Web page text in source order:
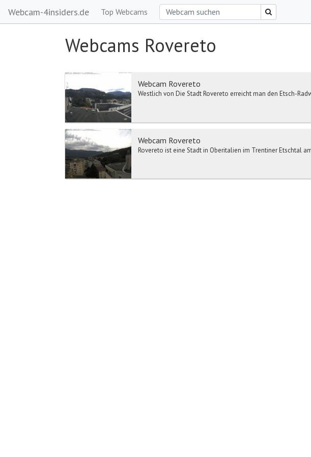
Webcam-4insiders.de Top Webcams
Webcams Rovereto
Webcam Rovereto
Westlich von Die Stadt Rovereto erreicht man den Etsch-
Webcam Rovereto
Rovereto ist eine Stadt in Oberitalien im Trentiner Etschtal